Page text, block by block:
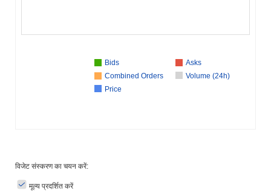
Bids
Asks
Combined Orders
Volume (24h)
Price
विजेट संस्करण का चयन करें:
मूल्य प्रदर्शित करें